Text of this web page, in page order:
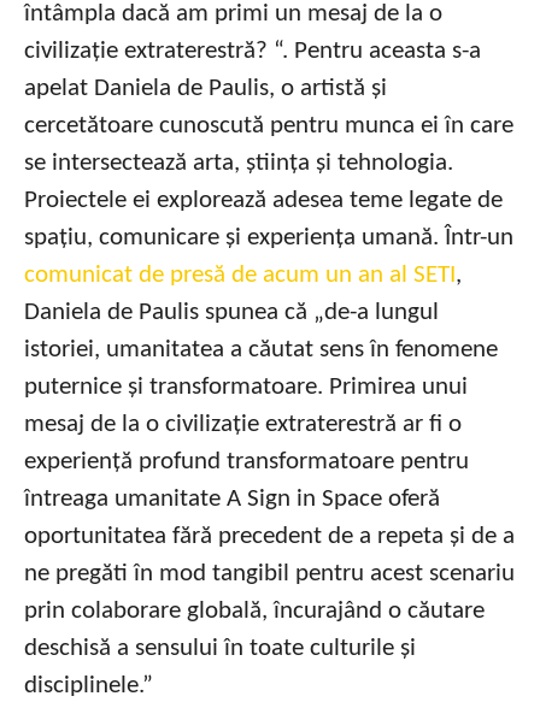
întâmpla dacă am primi un mesaj de la o
civilizație extraterestră? “. Pentru aceasta s-a
apelat Daniela de Paulis, o artistă și
cercetătoare cunoscută pentru munca ei în care
se intersectează arta, știința și tehnologia.
Proiectele ei explorează adesea teme legate de
spațiu, comunicare și experiența umană. Într-un
comunicat de presă de acum un an al SETI,
Daniela de Paulis spunea că „de-a lungul
istoriei, umanitatea a căutat sens în fenomene
puternice și transformatoare. Primirea unui
mesaj de la o civilizație extraterestră ar fi o
experiență profund transformatoare pentru
întreaga umanitate A Sign in Space oferă
oportunitatea fără precedent de a repeta și de a
ne pregăti în mod tangibil pentru acest scenariu
prin colaborare globală, încurajând o căutare
deschisă a sensului în toate culturile și
disciplinele.”